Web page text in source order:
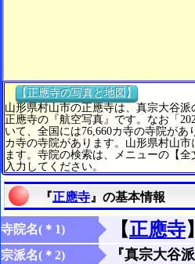
【正應寺の写真と地図】
山形県村山市の正應寺は、真宗大谷派
正應寺の『航空写真』です。なお「
いて、全国には76,660カ寺の寺院があ
カ寺の寺院があります。山形県村山市
ます。寺院の検索は、メニューの【
入力してください。
『正應寺 』の基本情報
寺院名(＊1) 【正應寺】
宗派名(＊2) 『真宗大谷派